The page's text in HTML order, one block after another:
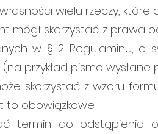
wielu rzeczy,
mógł skorzystać z
w § 2 Regulaminu, o
przykład pismo
skorzystać z wzoru
to obowiązkowe.
termin do odstąpienia